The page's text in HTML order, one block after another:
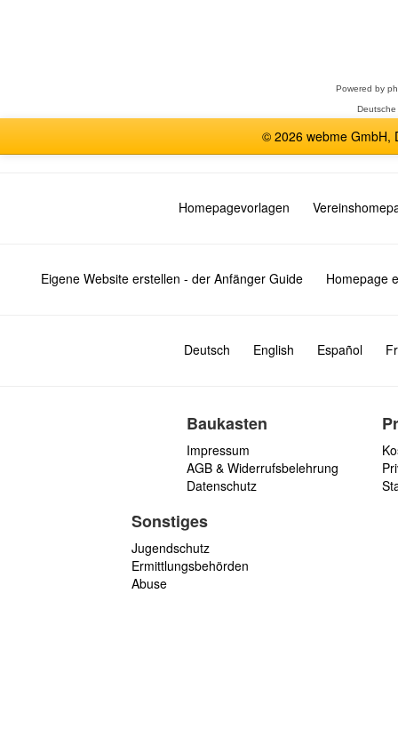
Powered by
© 2026 webme GmbH,
Homepagevorlagen
Eigene Website erstellen - der Anfänger Guide Homepage
Deutsch English Español
Baukasten
Impressum
AGB & Widerrufsbelehrung
Datenschutz
Sonstiges
Jugendschutz
Ermittlungsbehörden
Abuse